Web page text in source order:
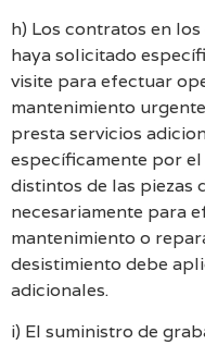
h) Los contratos en
haya solicitado
visite para efectuar
mantenimiento
presta servicios
específicamente por
distintos de las piezas
necesariamente para
mantenimiento o
desistimiento debe
adicionales.
i) El suministro de